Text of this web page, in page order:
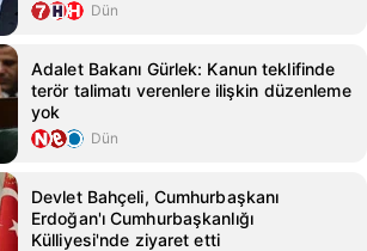
Dün
Adalet Bakanı Gürlek: Kanun teklifinde
terör talimatı verenlere ilişkin düzenleme
yok
Dün
Devlet Bahçeli, Cumhurbaşkanı
Erdoğan'ı Cumhurbaşkanlığı
Külliyesi'nde ziyaret etti